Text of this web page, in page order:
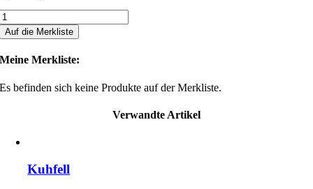
Auf die Merkliste
Meine Merkliste:
Es befinden sich keine Produkte auf der Merkliste.
Verwandte Artikel
Kuhfell